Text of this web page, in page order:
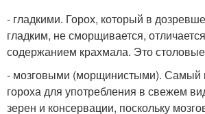
- гладкими. Горох, который в
гладким, не сморщивается,
содержанием крахмала. Это столовые
- мозговыми (морщинистыми). Самый
гороха для употребления в свежем
зерен и консервации, поскольку